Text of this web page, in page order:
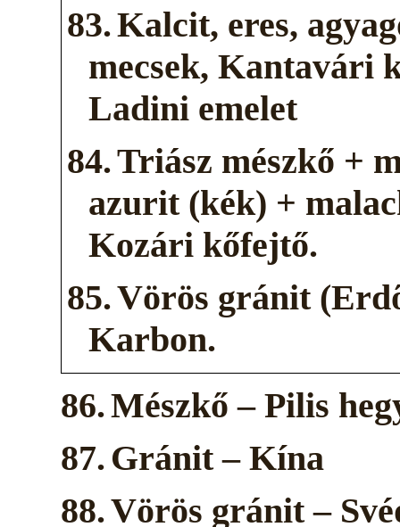
83.Kalcit, eres,
mecsek, Kantavári
Ladini emelet
84.Triász mészkő +
azurit (kék) +
Kozári kőfejtő.
85.Vörös gránit
Karbon.
86.Mészkő – Pilis
87. Gránit – Kína
88.Vörös gránit –